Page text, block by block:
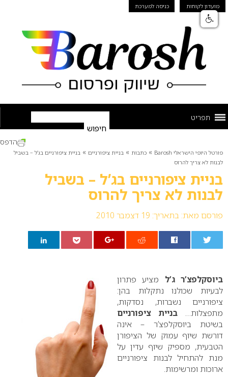
מועדון לקוחות כניסה למערכת
תפריט
פורטל היופי הישראלי Barosh » כתבות » בניית ציפורניים » בניית ציפורניים בג’ל – בשביל
לבנות לא צריך להרוס
בניית ציפורניים בג’ל – בשביל
לבנות לא צריך להרוס
פורסם מאת: בתאריך: 19 דצמבר 2010
הדפס
ביוסקלפצ’ר ג’ל מציע פתרון
לבעיות שכולנו נתקלות בהן:
ציפורניים נשברות, נסדקות,
מתפצלות…
בניית ציפורניים
בשיטת ביוסקלפצ’ר – אינה
דורשת שיוף עמוק של הציפורן
הטבעית, מספיק שיוף עדין על
מנת להתחיל לבנות ציפורניים
ארוכות ומרשימות.